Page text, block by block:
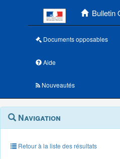
Bulletin
Documents opposables
Aide
Nouveautés
Navigation
outils
annexes
Menu
contextuel
Navigation
Retour à la liste des résultats